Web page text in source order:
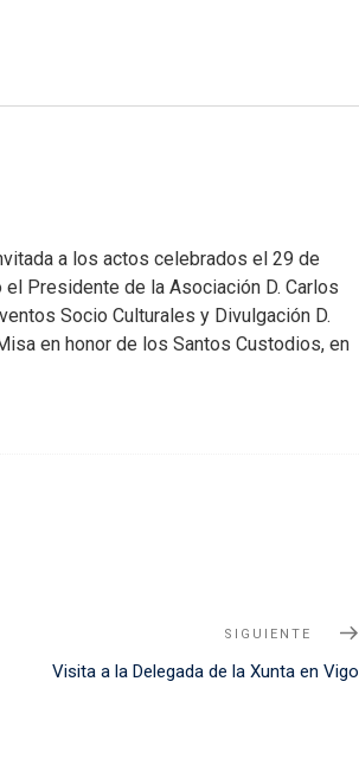
a los actos celebrados el 29 de
Presidente de la Asociación D. Carlos
Socio Culturales y Divulgación D.
en honor de los Santos Custodios, en
SIGUIENTE
Visita a la Delegada de la Xunta en Vigo